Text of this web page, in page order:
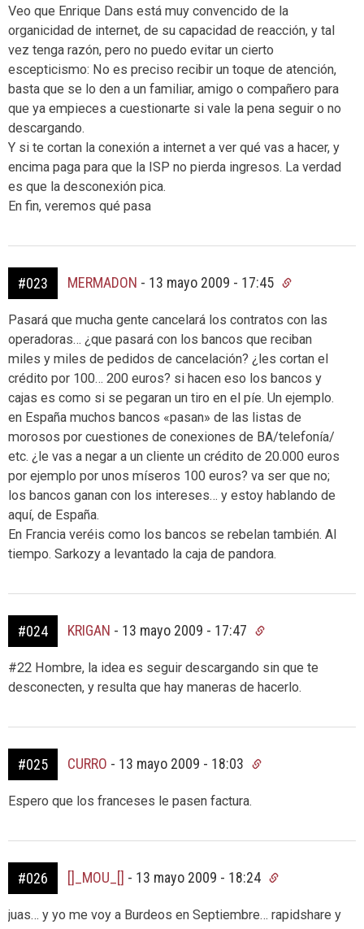
Veo que Enrique Dans está muy convencido de la
organicidad de internet, de su capacidad de reacción, y tal
vez tenga razón, pero no puedo evitar un cierto
escepticismo: No es preciso recibir un toque de atención,
basta que se lo den a un familiar, amigo o compañero para
que ya empieces a cuestionarte si vale la pena seguir o no
descargando.
Y si te cortan la conexión a internet a ver qué vas a hacer, y
encima paga para que la ISP no pierda ingresos. La verdad
es que la desconexión pica.
En fin, veremos qué pasa
#023 MERMADON - 13 mayo 2009 - 17:45
Pasará que mucha gente cancelará los contratos con las
operadoras… ¿que pasará con los bancos que reciban
miles y miles de pedidos de cancelación? ¿les cortan el
crédito por 100… 200 euros? si hacen eso los bancos y
cajas es como si se pegaran un tiro en el píe. Un ejemplo.
en España muchos bancos «pasan» de las listas de
morosos por cuestiones de conexiones de BA/telefonía/
etc. ¿le vas a negar a un cliente un crédito de 20.000 euros
por ejemplo por unos míseros 100 euros? va ser que no;
los bancos ganan con los intereses… y estoy hablando de
aquí, de España.
En Francia veréis como los bancos se rebelan también. Al
tiempo. Sarkozy a levantado la caja de pandora.
#024 KRIGAN - 13 mayo 2009 - 17:47
#22 Hombre, la idea es seguir descargando sin que te
desconecten, y resulta que hay maneras de hacerlo.
#025 CURRO - 13 mayo 2009 - 18:03
Espero que los franceses le pasen factura.
#026 []_MOU_[] - 13 mayo 2009 - 18:24
juas… y yo me voy a Burdeos en Septiembre… rapidshare y